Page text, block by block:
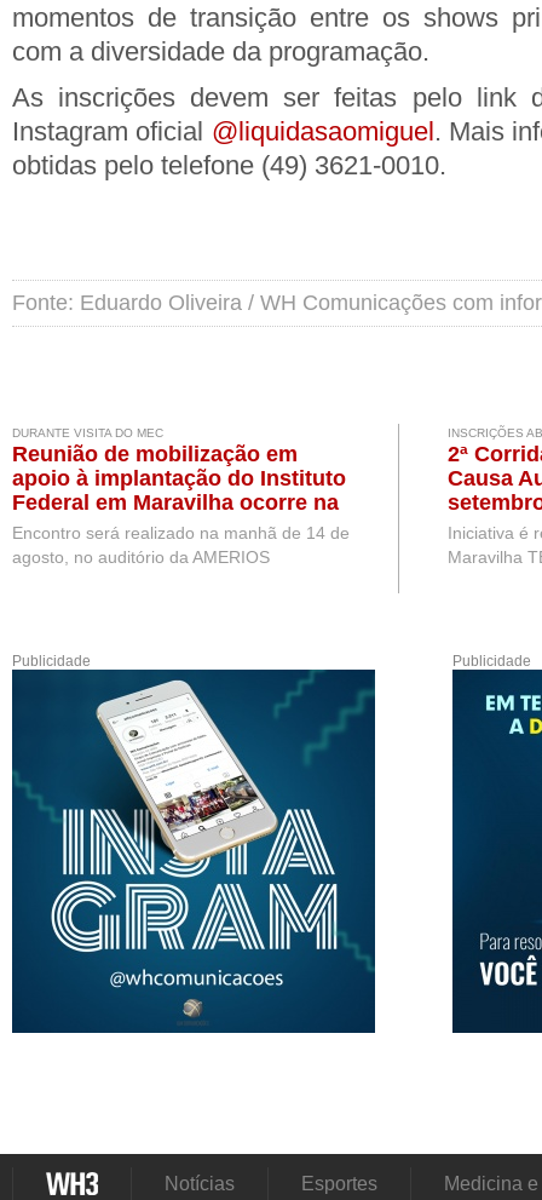
momentos de transição entre os shows
com a diversidade da programação.
As inscrições devem ser feitas pelo link
Instagram oficial @liquidasaomiguel. Mais
obtidas pelo telefone (49) 3621-0010.
Fonte: Eduardo Oliveira / WH Comunicações com
DURANTE VISITA DO MEC
Reunião de mobilização em
apoio à implantação do Instituto
Federal em Maravilha ocorre na
próxima semana, durante visita
de representantes do MEC
Encontro será realizado na manhã de 14 de
agosto, no auditório da AMERIOS
INSCRIÇÕES
2ª
Causa
Iniciativa é
Maravilha
Publicidade Publicidade
Notícias Esportes Medicina